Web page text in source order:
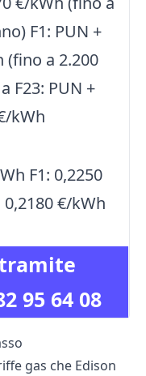
95 64 08
F1: PUN +
(fino a 2.200
F23: PUN +
kWh
F1: 0,2250
0,2180 €/kWh
gas che Edison